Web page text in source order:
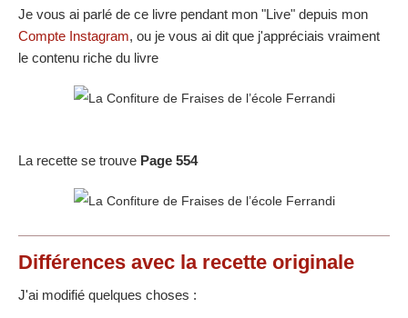
Je vous ai parlé de ce livre pendant mon "Live" depuis mon
Compte Instagram, ou je vous ai dit que j'appréciais vraiment
le contenu riche du livre
La recette se trouve Page 554
Différences avec la recette originale
J'ai modifié quelques choses :